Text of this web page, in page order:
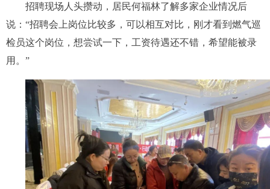
招聘现场人头攒动，居民何福林了解多家企业情况后
说：“招聘会上岗位比较多，可以相互对比，刚才看到燃气巡
检员这个岗位，想尝试一下，工资待遇还不错，希望能被录
用。”